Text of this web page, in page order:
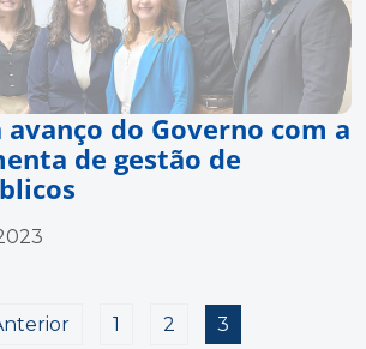
avanço do Governo com a
de gestão de
1 2 3